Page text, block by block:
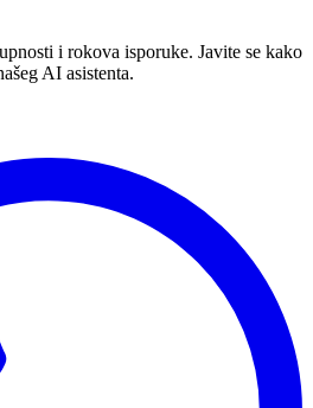
i rokova isporuke. Javite se kako
AI asistenta.